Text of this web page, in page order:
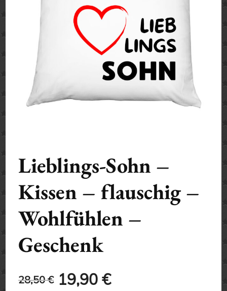
Lieblings-Sohn –
Kissen – flauschig –
Wohlfühlen –
Geschenk
28,50€ Ursprünglicher
19,90€Aktueller